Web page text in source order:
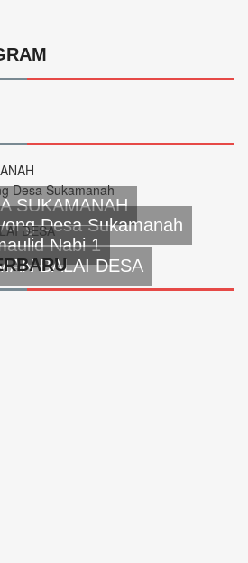
SUKAMANAH
Desa Sukamanah
Nabi 1
BALAI DESA